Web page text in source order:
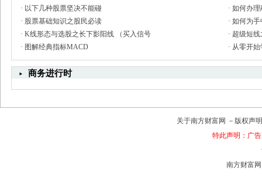
· 以下几种股票坚决不能碰 · 如何办理
· 股票基础知识之股民必读 · 如何为手
· K线形态与选股之长下影阳线 （买入信号 · 超级短
· 图解经典指标MACD · 从零开
商务进行时
关于南方财富网 － 版权声明
特此声明：广
南方财富